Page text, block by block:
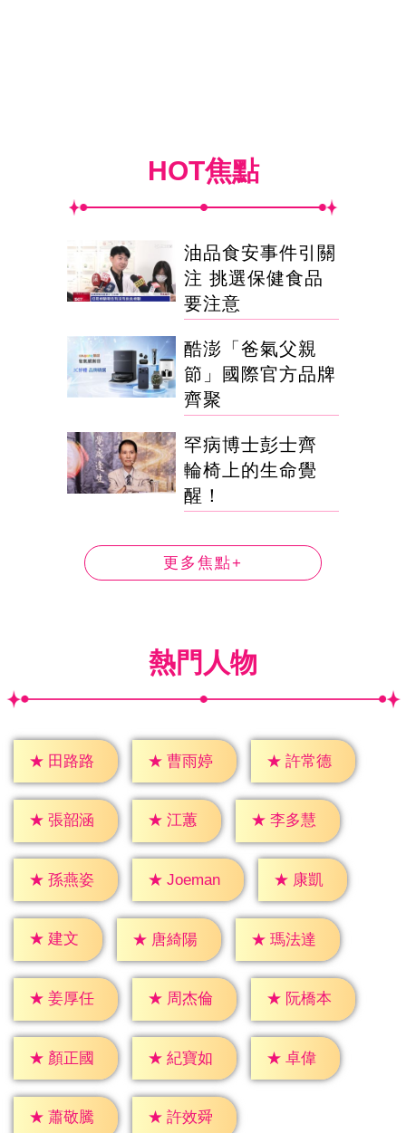
HOT焦點
油品食安事件引關
注 挑選保健食品
要注意
酷澎「爸氣父親
節」國際官方品牌
齊聚
罕病博士彭士齊
輪椅上的生命覺
醒！
更多焦點+
熱門人物
★ 田路路 ★ 曹雨婷 ★ 許常德
★ 張韶涵 ★ 江蕙 ★ 李多慧
★ 孫燕姿 ★ Joeman ★ 康凱
★ 建文 ★ 唐綺陽 ★ 瑪法達
★ 姜厚任 ★ 周杰倫 ★ 阮橋本
★ 顏正國 ★ 紀寶如 ★ 卓偉
★ 蕭敬騰 ★ 許效舜